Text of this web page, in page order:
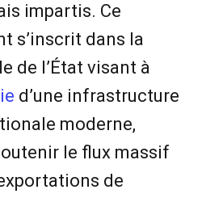
impartis. Ce
s’inscrit dans la
de l’État visant à
d’une infrastructure
moderne,
le flux massif
de